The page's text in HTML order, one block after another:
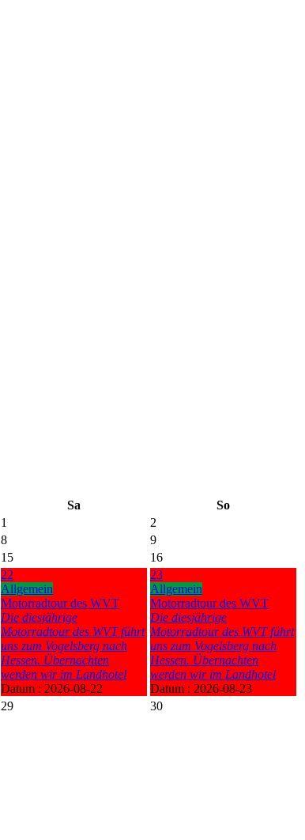
Sa
So
1
2
8
9
15 16
22
Allgemein
Motorradtour des WVT
Die diesjährige
Motorradtour des WVT führt
uns zum Vogelsberg nach
Hessen. Übernachten
werden wir im Landhotel
Datum : 2026-08-22
23
Allgemein
Motorradtour des WVT
Die diesjährige
Motorradtour des WVT führt
uns zum Vogelsberg nach
Hessen. Übernachten
werden wir im Landhotel
Datum : 2026-08-23
29
30